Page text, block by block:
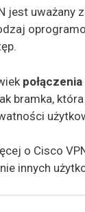
jest uważany
bramka,
o Cisco
innych